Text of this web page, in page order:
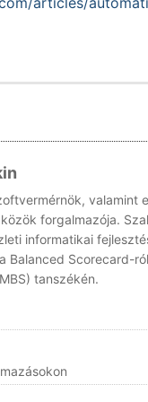
valamint
forgalmazója.
informatikai
Balanced Scorecard-
tanszékén.